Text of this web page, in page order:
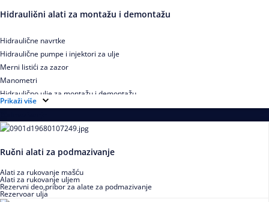
Hidraulični alati za montažu i demontažu
Hidraulične navrtke
Hidraulične pumpe i injektori za ulje
Merni listići za zazor
Manometri
Hidraulično ulje za montažu i demontažu
Prikaži više
Ručni alati za podmazivanje
Alati za rukovanje mašću
Alati za rukovanje uljem
Rezervni deo,pribor za alate za podmazivanje
Rezervoar ulja